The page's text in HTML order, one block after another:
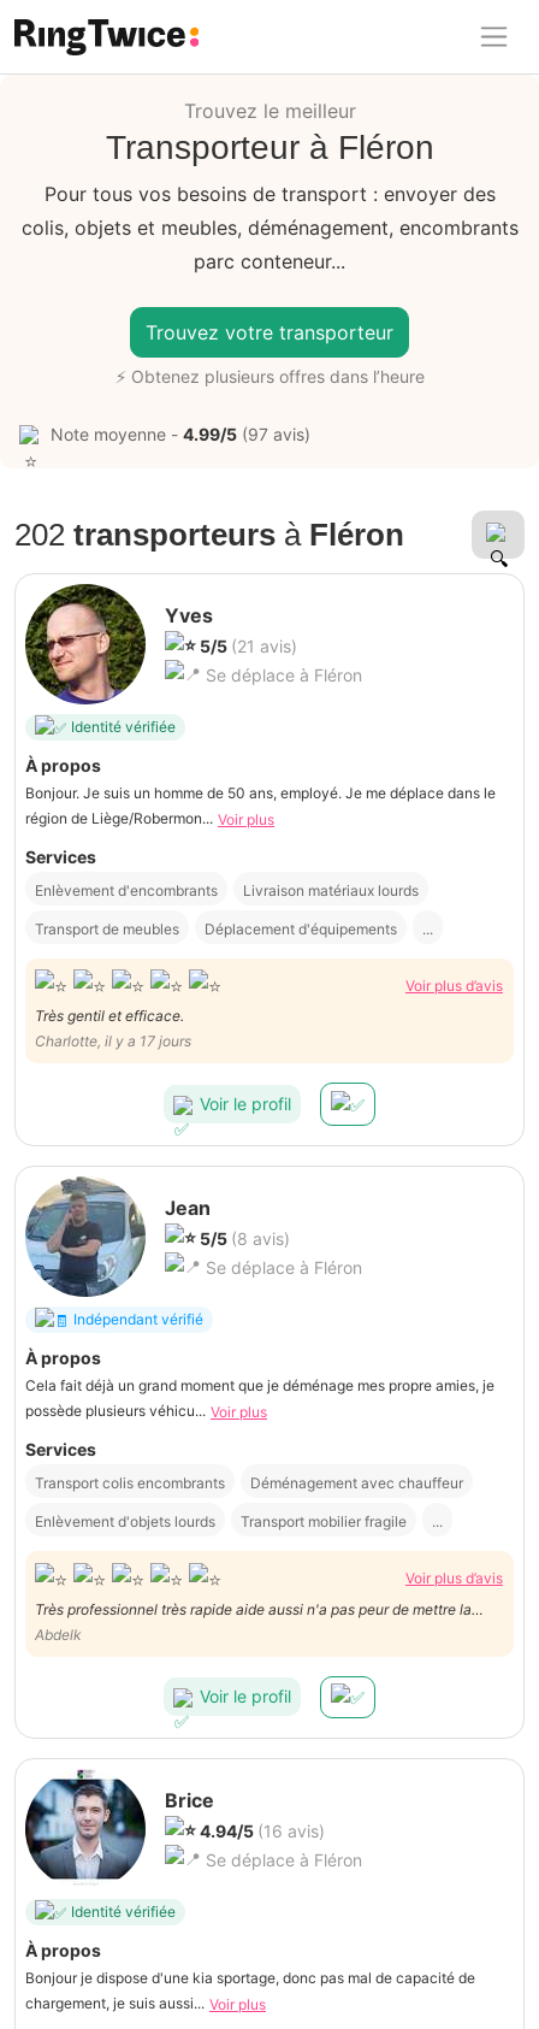
Ring Twice
Trouvez le meilleur
Transporteur à Fléron
Pour tous vos besoins de transport : envoyer des
colis, objets et meubles, déménagement, encombrants
parc conteneur...
Trouvez votre transporteur
⚡ Obtenez plusieurs offres dans l’heure
Note moyenne - 4.99/5 (97 avis)
202 transporteurs à Fléron
Yves
5/5 (21 avis)
Se déplace à Fléron
Identité vérifiée
À propos
Bonjour. Je suis un homme de 50 ans, employé. Je me déplace dans le
région de Liège/Robermon... Voir plus
Services
Enlèvement d'encombrants Livraison matériaux lourds
Transport de meubles Déplacement d'équipements ...
Voir plus d’avis
Très gentil et efficace.
Charlotte, il y a 17 jours
Voir le profil
Jean
5/5 (8 avis)
Se déplace à Fléron
Indépendant vérifié
À propos
Cela fait déjà un grand moment que je déménage mes propre amies, je
possède plusieurs véhicu... Voir plus
Services
Transport colis encombrants Déménagement avec chauffeur
Enlèvement d'objets lourds Transport mobilier fragile ...
Voir plus d’avis
Très professionnel très rapide aide aussi n'a pas peur de mettre la
main à la pâte, très bien équipé courtois et serviable merci Jean ...a
bientôt
Abdelk
Voir le profil
Brice
4.94/5 (16 avis)
Se déplace à Fléron
Identité vérifiée
À propos
Bonjour je dispose d'une kia sportage, donc pas mal de capacité de
chargement, je suis aussi... Voir plus